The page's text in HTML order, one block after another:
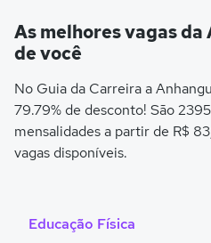
As melhores vagas
de você
No Guia da Carreira a
79.79% de desconto! São
mensalidades a partir de R$
vagas disponíveis.
Educação Física